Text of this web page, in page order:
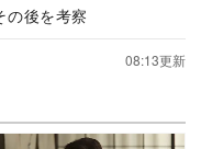
の後を考察
08:13更新